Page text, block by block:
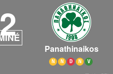
2
Panathinaikos
N N D N V